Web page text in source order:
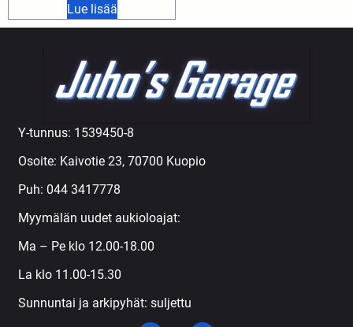
Lue lisää
Y-tunnus: 1539450-8
Osoite: Kaivotie 23, 70700 Kuopio
Puh: 044 3417778
Myymälän uudet aukioloajat:
Ma – Pe klo 12.00-18.00
La klo 11.00-15.30
Sunnuntai ja arkipyhät: suljettu